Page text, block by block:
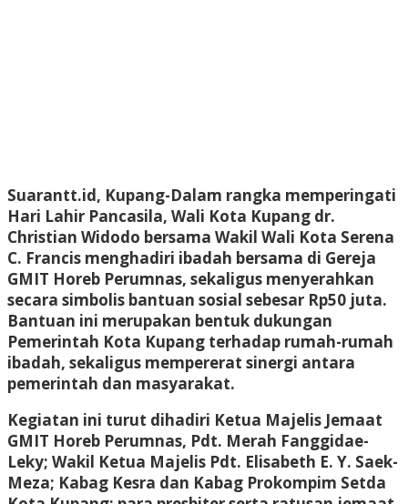
Suarantt.id, Kupang-Dalam rangka memperingati
Hari Lahir Pancasila, Wali Kota Kupang dr.
Christian Widodo bersama Wakil Wali Kota Serena
C. Francis menghadiri ibadah bersama di Gereja
GMIT Horeb Perumnas, sekaligus menyerahkan
secara simbolis bantuan sosial sebesar Rp50 juta.
Bantuan ini merupakan bentuk dukungan
Pemerintah Kota Kupang terhadap rumah-rumah
ibadah, sekaligus mempererat sinergi antara
pemerintah dan masyarakat.
Kegiatan ini turut dihadiri Ketua Majelis Jemaat
GMIT Horeb Perumnas, Pdt. Merah Fanggidae-
Leky; Wakil Ketua Majelis Pdt. Elisabeth E. Y. Saek-
Meza; Kabag Kesra dan Kabag Prokompim Setda